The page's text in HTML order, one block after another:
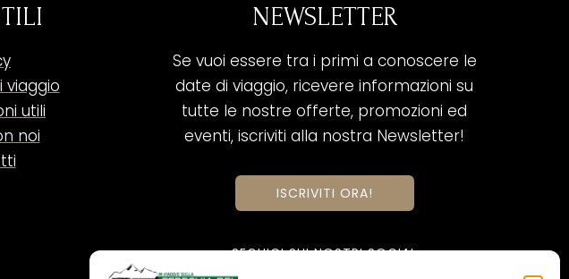
viaggio
utili
noi
NEWSLETTER
Se vuoi essere tra i primi a conoscere le
date di viaggio, ricevere informazioni su
tutte le nostre offerte, promozioni ed
eventi, iscriviti alla nostra Newsletter!
ISCRIVITI ORA!
SEGUICI SUI NOSTRI SOCIAL